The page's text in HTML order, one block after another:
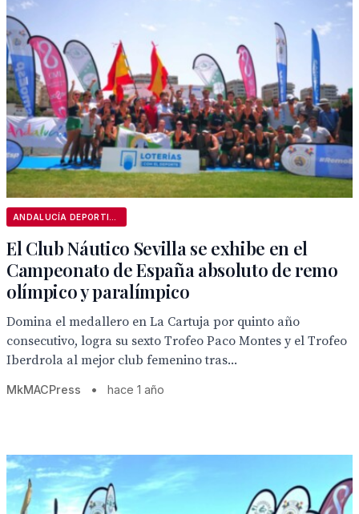
El Club Náutico Sevilla se exhibe en el
Campeonato de España absoluto de remo
olímpico y paralímpico
Domina el medallero en La Cartuja por quinto año
consecutivo, logra su sexto Trofeo Paco Montes y el Trofeo
Iberdrola al mejor club femenino tras...
MkMACPress • hace 1 año